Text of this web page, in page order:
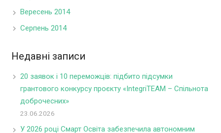
Вересень 2014
Серпень 2014
Недавні записи
20 заявок і 10 переможців: підбито підсумки
грантового конкурсу проєкту «IntegriTEAM – Спільнота
доброчесних»
23.06.2026
У 2026 році Смарт Освіта забезпечила автономним